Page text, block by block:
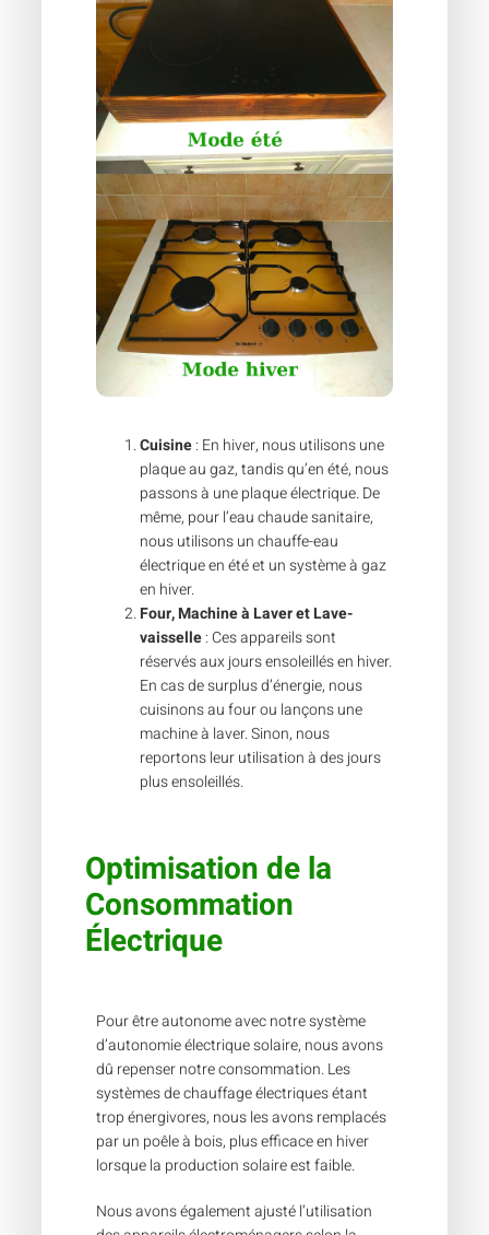
Cuisine: En hiver, nous utilisons une
plaque au gaz, tandis qu’en été, nous
passons à une plaque électrique. De
même, pour l’eau chaude sanitaire,
nous utilisons un chauffe-eau
électrique en été et un système à gaz
en hiver.
Four, Machine à Laver et Lave-
vaisselle: Ces appareils sont
réservés aux jours ensoleillés en hiver.
En cas de surplus d’énergie, nous
cuisinons au four ou lançons une
machine à laver. Sinon, nous
reportons leur utilisation à des jours
plus ensoleillés.
Optimisation de la
Consommation
Électrique
Pour être autonome avec notre système
d’autonomie électrique solaire, nous avons
dû repenser notre consommation. Les
systèmes de chauffage électriques étant
trop énergivores, nous les avons remplacés
par un poêle à bois, plus efficace en hiver
lorsque la production solaire est faible.
Nous avons également ajusté l’utilisation